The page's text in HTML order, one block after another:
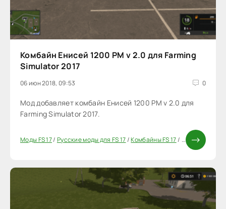
Комбайн Енисей 1200 РМ v 2.0 для Farming
Simulator 2017
06 июн 2018, 09:53 0
Мод добавляет комбайн Енисей 1200 РМ v 2.0 для
Farming Simulator 2017.
Моды FS 17/ Русские моды для FS 17/Комбайны FS 17/ Моды ФС 17